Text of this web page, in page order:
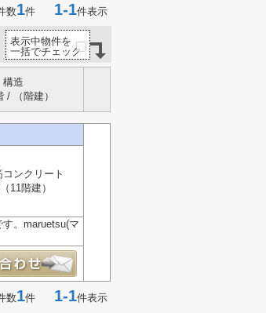
数1件 1-1件表示
表示中物件を
一括でチェック
構造
/ （階建）
ンクリート
11階建）
。maruetsu(マ
数1件 1-1件表示